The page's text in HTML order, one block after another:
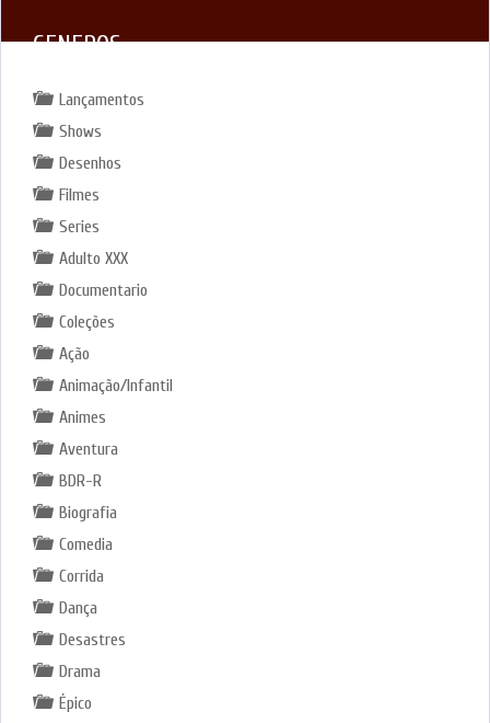
GENEROS
Lançamentos
Shows
Desenhos
Filmes
Series
Adulto XXX
Documentario
Coleções
Ação
Animação/Infantil
Animes
Aventura
BDR-R
Biografia
Comedia
Corrida
Dança
Desastres
Drama
Épico